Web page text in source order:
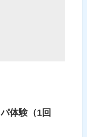
体験（1回